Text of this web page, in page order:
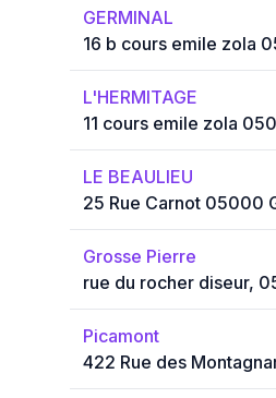
GERMINAL
16 b cours emile zola
L'HERMITAGE
11 cours emile zola
LE BEAULIEU
25 Rue Carnot 05000
Grosse Pierre
rue du rocher diseur,
Picamont
422 Rue des